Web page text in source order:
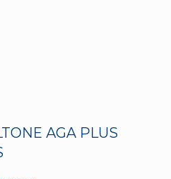
AGA PLUS